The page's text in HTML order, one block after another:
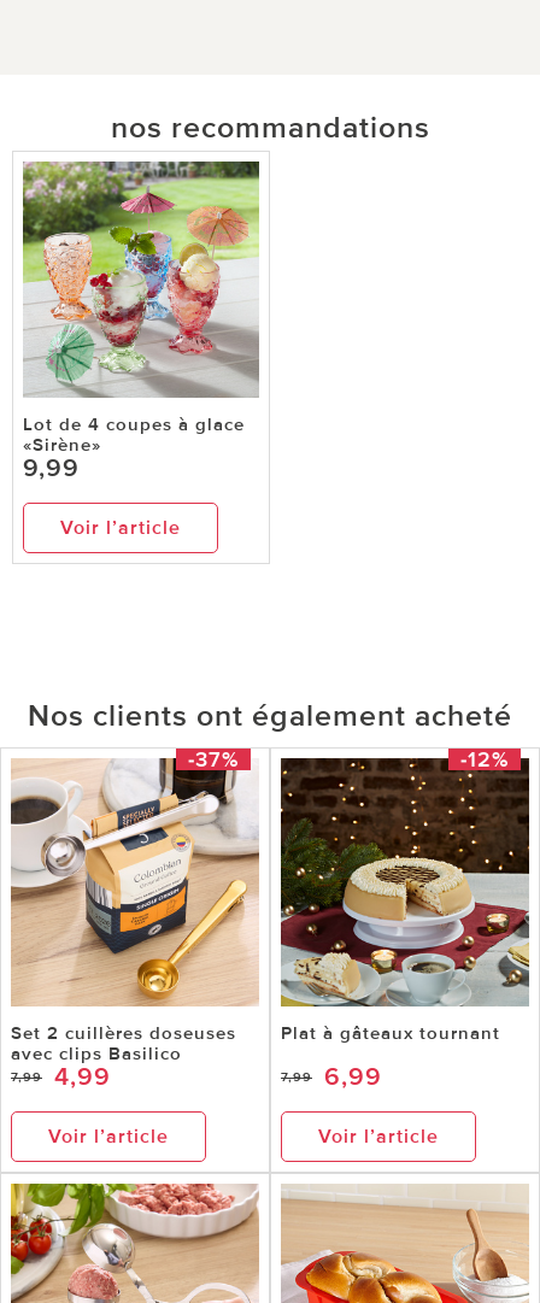
nos recommandations
Lot de 4 coupes à glace
«Sirène»
9,99
Voir l’article
Nos clients ont également acheté
-37%
Set 2 cuillères doseuses
avec clips Basilico
7,99 4,99
Voir l’article
-12%
Plat à gâteaux tournant
7,99 6,99
Voir l’article